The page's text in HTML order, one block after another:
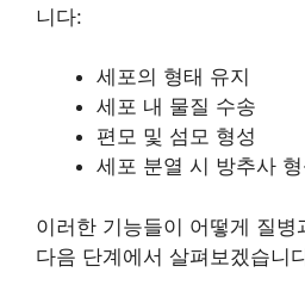
니다:
세포의 형태 유지
세포 내 물질 수송
편모 및 섬모 형성
세포 분열 시 방추사 형
이러한 기능들이 어떻게 질병
다음 단계에서 살펴보겠습니